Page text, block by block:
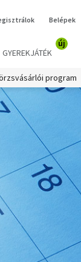
Belépek
GYEREKJÁTÉK
új
program